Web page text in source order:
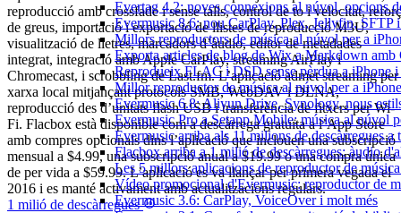
Evertag 4.2: noves connexions al núvol, opcions
Evermusic 8.6: nou CarPlay, Plex, Jellyfin, SFTP
Millors reproductors de música al núvol per a
Exporta articles de blog de Wix a Markdown
Reprodueix FLAC i DSD sense pèrdua a iPhone
Millor reproductor de música al núvol per a
Evermusic 6.8: Aliyun Drive, Synology, nous
Evermusic Pro a Setapp Mobile: música al núvol
Evermusic arriba als 11 milions de descàrregues a
Flacbox arriba a 1 milió de descàrregues: àudio
Les 5 millors aplicacions de reproductor de
Vídeo promocional d'Evermusic: reproductor de
Evermusic 3.6: CarPlay, VoiceOver i molt més
reproducció amb crossfade i sense talls, control de to i velocitat, reforç
de greus, importació i exportació de llistes de reproducció M3U,
visualització de lletres, marcadors d’àudio, editor de metadades
integrat, integració amb Apple CarPlay, streaming AirPlay i
Chromecast, i scrobbling de Last.fm. L’aplicació admet streaming per
xarxa local mitjançant protocols SMB, WebDAV i DLNA,
reproducció des d’unitats flash USB i transferència de fitxers per Wi-
Fi. Flacbox està disponible com a descàrrega gratuïta a l’App Store
amb compres opcionals dins l’aplicació que inclouen una subscripció
mensual a $4.99, una subscripció anual a $19.99 o una compra única
de per vida a $59.99. L’aplicació es va llançar per primera vegada el
2016 i es manté activament amb actualitzacions regulars.
1 milió de descàrregues